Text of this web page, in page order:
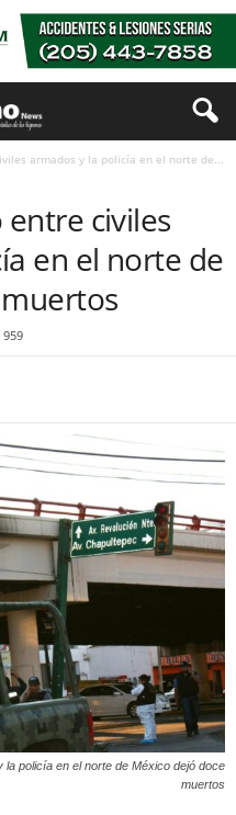
armados y la policía en el norte de...
civiles
en el norte de
959
policía en el norte de México dejó doce
muertos